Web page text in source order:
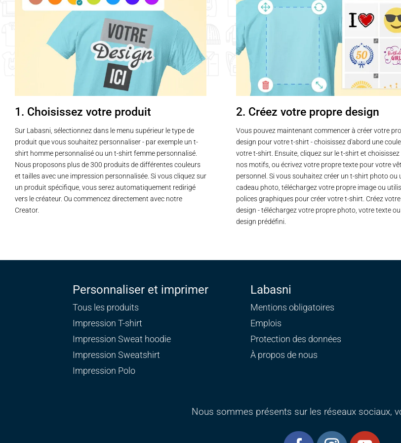
options
peuvent
être
choisies
sur
la
page
produit
1. Choisissez votre produit
Sur Labasni, sélectionnez dans le menu supérieur le type de
produit que vous souhaitez personnaliser - par exemple un t-
shirt homme personnalisé ou un t-shirt femme personnalisé.
Nous proposons plus de 300 produits de différentes couleurs
et tailles avec une impression personnalisée. Si vous cliquez sur
un produit spécifique, vous serez automatiquement redirigé
vers le créateur. Ou commencez directement avec notre
Creator.
2. Créez votre propre design
Vous pouvez maintenant commencer à créer votre
design pour votre t-shirt - choisissez d'abord une
votre t-shirt. Ensuite, cliquez sur le t-shirt et choisissez
nos motifs, ou écrivez votre propre texte pour votre
personnel. Si vous souhaitez créer un t-shirt photo ou
cadeau photo, téléchargez votre propre image ou
polices graphiques pour créer votre t-shirt. Créez
design - téléchargez votre propre photo, votre texte
design prédéfini.
Personnaliser et imprimer
Tous les produits
Impression T-shirt
Impression Sweat hoodie
Impression Sweatshirt
Impression Polo
Labasni
Mentions obligatoires
Emplois
Protection des données
À propos de nous
Nous sommes présents sur les réseaux sociaux,